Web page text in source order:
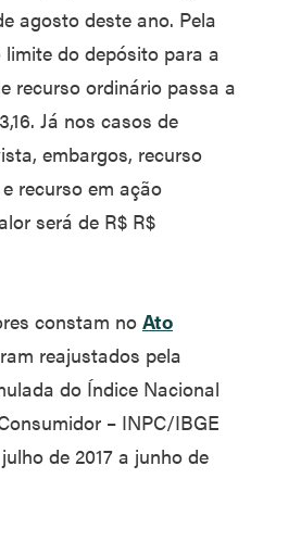
agosto deste ano. Pela
do depósito para a
recurso ordinário passa a
Já nos casos de
embargos, recurso
recurso em ação
será de R$ R$
constam no Ato
reajustados pela
do Índice Nacional
– INPC/IBGE
de 2017 a junho de